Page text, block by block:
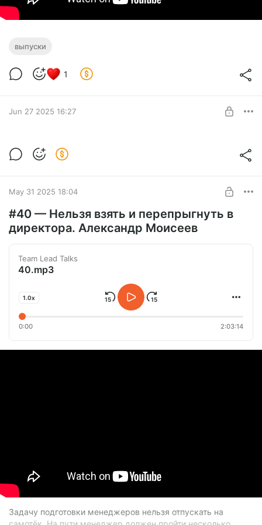
выпуски
1
Jun 27 2025 16:27
May 31 2025 18:04
#40 — Нельзя взять и перепрыгнуть в
директора. Александр Моисеев
Team Lead Talks
40.mp3
1.0x
0:00 2:03:14
Задачу подготовки менеджеров нельзя отпускать на